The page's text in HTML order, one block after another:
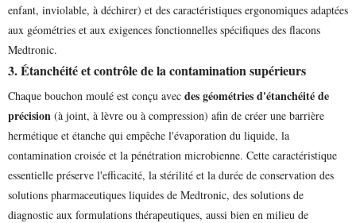
enfant, inviolable, à déchirer) et des caractéristiques ergonomiques adaptées
aux géométries et aux exigences fonctionnelles spécifiques des flacons
Medtronic.
3. Étanchéité et contrôle de la contamination supérieurs
Chaque bouchon moulé est conçu avec des géométries d'étanchéité de
précision (à joint, à lèvre ou à compression) afin de créer une barrière
hermétique et étanche qui empêche l'évaporation du liquide, la
contamination croisée et la pénétration microbienne. Cette caractéristique
essentielle préserve l'efficacité, la stérilité et la durée de conservation des
solutions pharmaceutiques liquides de Medtronic, des solutions de
diagnostic aux formulations thérapeutiques, aussi bien en milieu de